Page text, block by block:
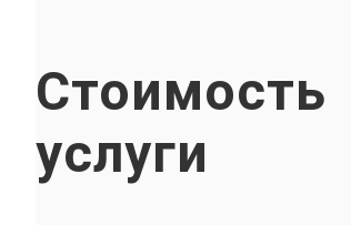
Стоимость
услуги